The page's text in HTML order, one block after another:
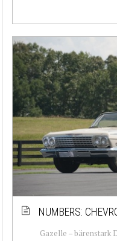
NUMBERS:
Gazelle – bärenstark